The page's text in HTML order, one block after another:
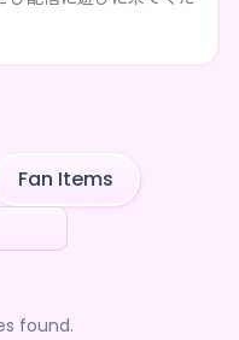
Fan Items
found.